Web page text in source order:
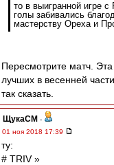
то в выигранной игре
голы забивались
мастерству Ореха и
Пересмотрите матч.
лучших в весенней
так сказать.
ЩукаСМ -
01 ноя 2018 17:39
ту:
# TRIV »